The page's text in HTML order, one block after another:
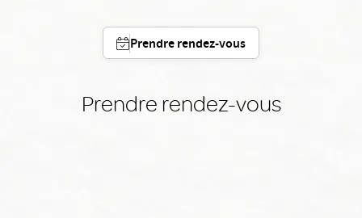
Prendre rendez-vous
Prendre rendez-vous